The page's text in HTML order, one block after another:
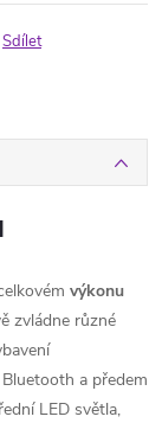
Sdílet
výkonu
zvládne různé
a předem
LED světla,